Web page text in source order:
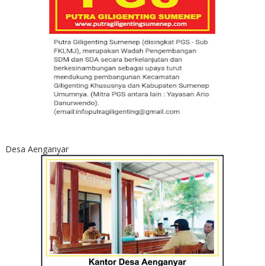
Desa Aenganyar